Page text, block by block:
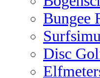
Bungee
Disc